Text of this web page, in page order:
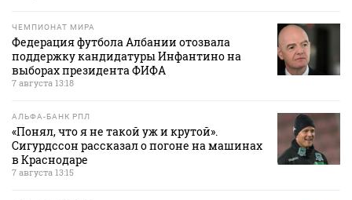
ЧЕМПИОНАТ МИРА
Федерация футбола Албании отозвала
поддержку кандидатуры Инфантино на
выборах президента ФИФА
7 августа 13:18
АЛЬФА-БАНК РПЛ
«Понял, что я не такой уж и крутой».
Сигурдссон рассказал о погоне на машинах
в Краснодаре
7 августа 13:15